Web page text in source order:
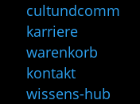
cultundcomm
karriere
warenkorb
kontakt
wissens-hub